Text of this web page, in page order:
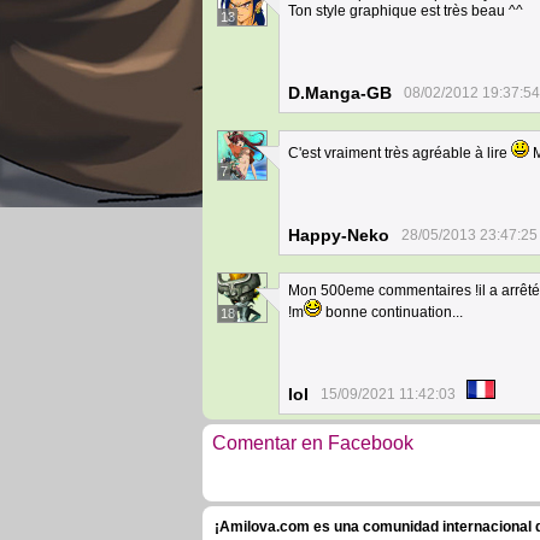
13
Ton style graphique est très beau ^^
D.Manga-GB 08/02/2012 19:37:54
7
C'est vraiment très agréable à lire
Happy-Neko 28/05/2013 23:47:25
18
Mon 500eme commentaires !il a
!m
bonne continuation...
Iol 15/09/2021 11:42:03
Comentar en Facebook
¡Amilova.com es una comunidad